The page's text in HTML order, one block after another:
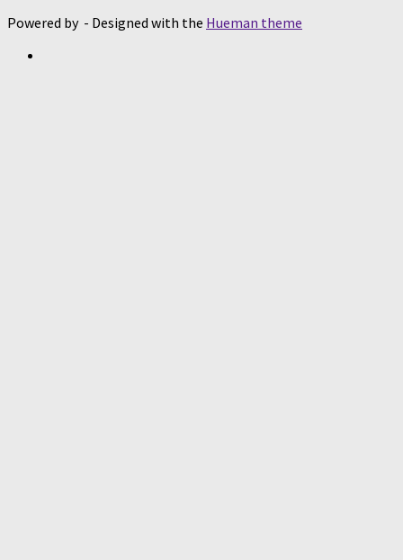
Powered by - Designed with the Hueman theme